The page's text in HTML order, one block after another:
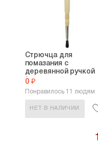
Стрючца для
помазания с
деревянной ручкой
(длина...
0 ₽
Понравилось 11 людям
НЕТ В НАЛИЧИИ
1